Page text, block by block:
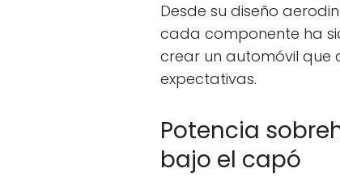
Desde su diseño
cada componente ha
crear un automóvil
expectativas.
Potencia
bajo el capó